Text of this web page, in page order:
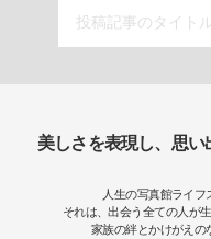
美しさを表現し、思
人生の写真館ライフ
それは、出会う全ての人が
家族の絆とかけがえの